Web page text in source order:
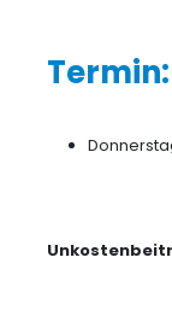
Termin: